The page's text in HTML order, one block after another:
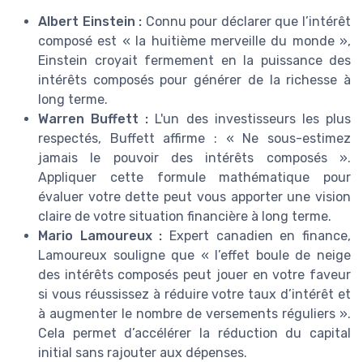
Albert Einstein : Connu pour déclarer que l’intérêt
composé est « la huitième merveille du monde »,
Einstein croyait fermement en la puissance des
intérêts composés pour générer de la richesse à
long terme.
Warren Buffett : L'un des investisseurs les plus
respectés, Buffett affirme : « Ne sous-estimez
jamais le pouvoir des intérêts composés ».
Appliquer cette formule mathématique pour
évaluer votre dette peut vous apporter une vision
claire de votre situation financière à long terme.
Mario Lamoureux : Expert canadien en finance,
Lamoureux souligne que « l’effet boule de neige
des intérêts composés peut jouer en votre faveur
si vous réussissez à réduire votre taux d’intérêt et
à augmenter le nombre de versements réguliers ».
Cela permet d’accélérer la réduction du capital
initial sans rajouter aux dépenses.